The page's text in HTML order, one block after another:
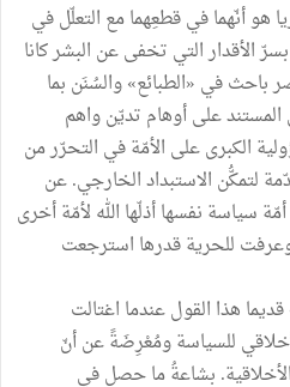
هو أنّهما في قطعِهما مع التعلّل في
الأقدار التي تخفى عن البشر كانا
باحث في «الطبائع» والسُنَن بما
على أوهام تديّن واهم
الكبرى على الأمّة في التحرّر من
لتمكُّن الاستبداد الخارجي. عن
سياسة نفسها أذلّها الله لأمّة أخرى
للحرية قدرها استرجعت
هذا القول عندما اغتالت
للسياسة ومُعْرِضَةً عن أنّ
الأخلاقية. بشاعةُ ما حصل في